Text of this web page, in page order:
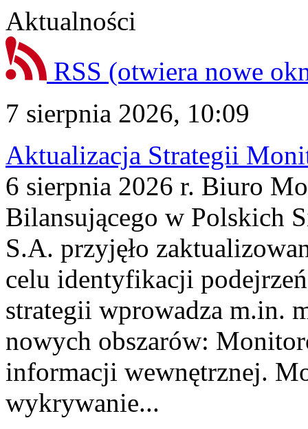
Aktualności
RSS (otwiera nowe
7 sierpnia 2026, 10:09
Aktualizacja Strategii
6 sierpnia 2026 r. Biuro
Bilansującego w Polskich
S.A. przyjęło
celu identyfikacji
strategii wprowadza m.in.
nowych obszarów:
informacji wewnętrznej.
wykrywanie...